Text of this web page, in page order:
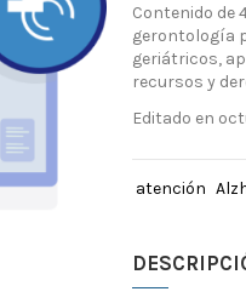
Contenido de
gerontología
geriátricos,
recursos y
Editado en
atención